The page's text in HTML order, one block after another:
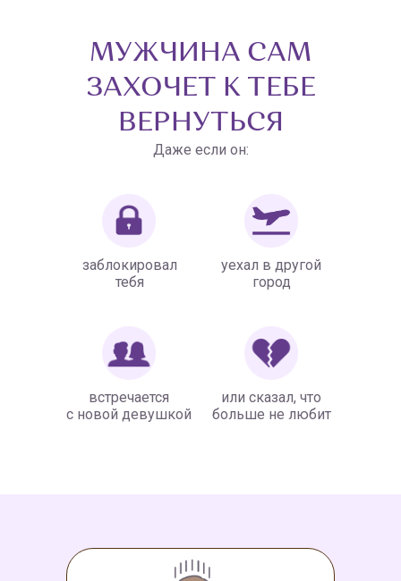
МУЖЧИНА САМ
ЗАХОЧЕТ К ТЕБЕ
ВЕРНУТЬСЯ
Даже если он:
заблокировал
тебя
уехал в другой
город
встречается
с новой девушкой
или сказал, что
больше не любит